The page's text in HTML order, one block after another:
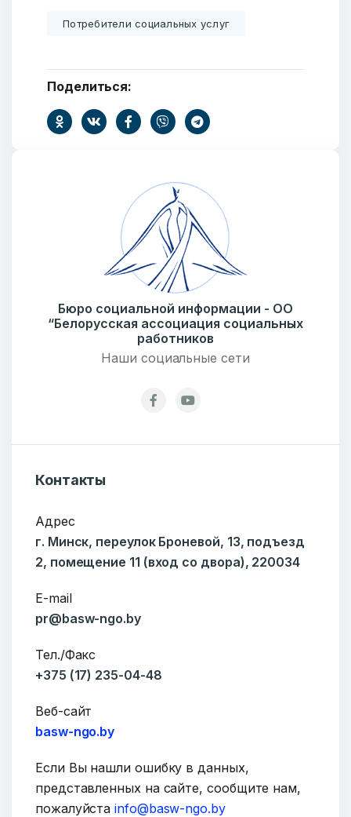
Email:
Тел./Факс:+375 (17) 235-04-48
Подпишитесь:
Ваше имя
Потребители социальных услуг
Поделиться:
Бюро социальной информации - ОО
“Белорусская ассоциация социальных
работников
Наши социальные сети
Контакты
Адрес
г. Минск, переулок Броневой, 13, подъезд
2, помещение 11 (вход со двора), 220034
E-mail
pr@basw-ngo.by
Тел./Факс
+375 (17) 235-04-48
Веб-сайт
basw-ngo.by
Если Вы нашли ошибку в данных,
представленных на сайте, сообщите нам,
пожалуйстаinfo@basw-ngo.by